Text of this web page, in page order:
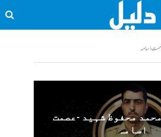
اسامہ
محفوظ شہید -عصمت
اسامہ